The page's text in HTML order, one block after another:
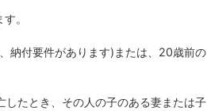
。
納付要件があります)または、20歳前の
たとき、その人の子のある妻または子